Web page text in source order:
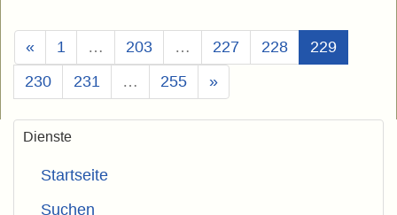
« 1 … 203 … 227 228 229(Aktuell)
230
231 … 255 »
Dienste
Startseite
Suchen